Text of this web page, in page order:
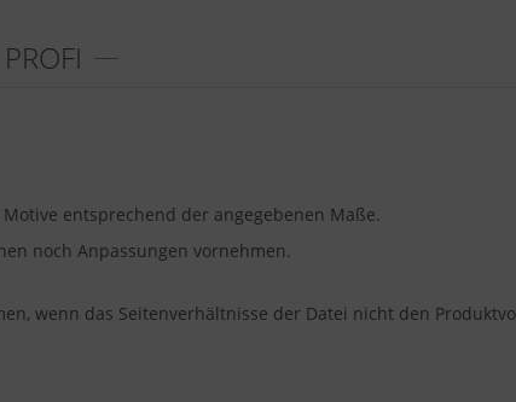
PROFI
entsprechend der angegebenen Maße.
noch Anpassungen vornehmen.
wenn das Seitenverhältnisse der Datei nicht den